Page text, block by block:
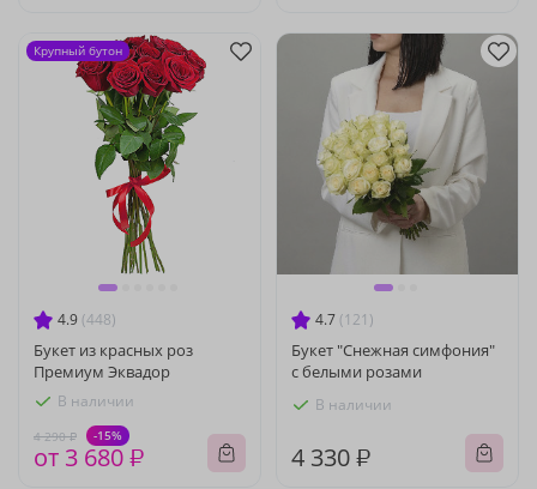
4.9 (448)
Букет из красных роз
Премиум Эквадор
В наличии
4 290 ₽ -15%
от 3 680 ₽
Крупный бутон
4.7 (121)
Букет "Снежная симфония"
с белыми розами
В наличии
4 330 ₽